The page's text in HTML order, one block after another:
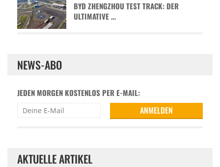
BYD ZHENGZHOU TEST TRACK: DER
ULTIMATIVE …
NEWS-ABO
JEDEN MORGEN KOSTENLOS PER E-MAIL:
AKTUELLE ARTIKEL